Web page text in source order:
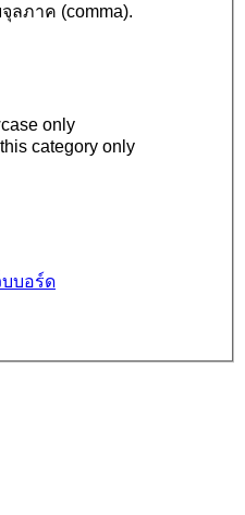
ลภาค (comma).
only
category only
บบอร์ด